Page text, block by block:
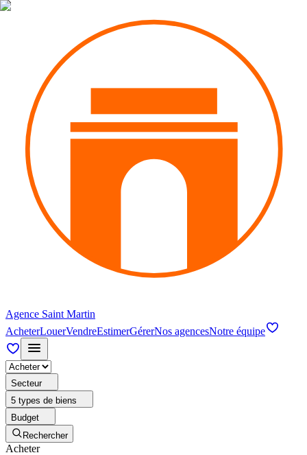
Agence Saint Martin
AcheterLouerVendreEstimerGérerNos agencesNotre équipe
Secteur
5 types de biens
Budget
Rechercher
Acheter